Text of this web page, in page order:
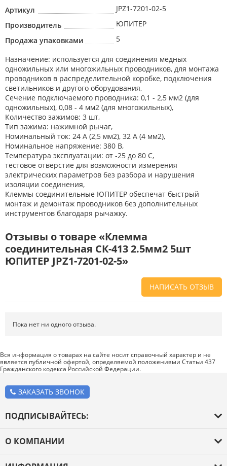
Артикул
JPZ1-7201-02-5
Производитель
ЮПИТЕР
Продажа упаковками
5
Назначение: используется для соединения медных
одножильных или многожильных проводников, для монтажа
проводников в распределительной коробке, подключения
светильников и другого оборудования,
Сечение подключаемого проводника: 0,1 - 2,5 мм2 (для
одножильных), 0,08 - 4 мм2 (для многожильных),
Количество зажимов: 3 шт,
Тип зажима: нажимной рычаг,
Номинальный ток: 24 А (2,5 мм2), 32 А (4 мм2),
Номинальное напряжение: 380 В,
Температура эксплуатации: от -25 до 80 С,
тестовое отверстие для возможности измерения
электрических параметров без разбора и нарушения
изоляции соединения,
Клеммы соединительные ЮПИТЕР обеспечат быстрый
монтаж и демонтаж проводников без дополнительных
инструментов благодаря рычажку.
Отзывы о товаре «Клемма
соединительная СК-413 2.5мм2 5шт
ЮПИТЕР JPZ1-7201-02-5»
НАПИСАТЬ ОТЗЫВ
не ошиблись в своем выборе.
Доставка. Как был упакован товар? Доставили ли его вам в
оговоренный срок?
Товар . Качественный? Какие его плюсы и минусы?
Пока нет ни одного отзыва.
Вся информация о товарах на сайте носит справочный характер и не
является публичной офертой, определяемой положениями Статьи 437
Гражданского кодекса Российской Федерации.
ЗАКАЗАТЬ ЗВОНОК
ПОДПИСЫВАЙТЕСЬ:
О КОМПАНИИ